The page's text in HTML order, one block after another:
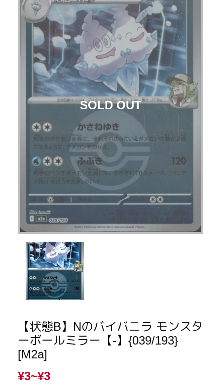
【状態B】Nのバイバニラ モンスタ
ーボールミラー【-】{039/193}
[M2a]
¥3~¥3